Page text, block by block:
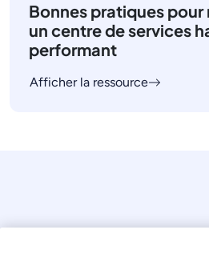
Bonnes pratiques
un centre de services
performant
Afficher la ressource